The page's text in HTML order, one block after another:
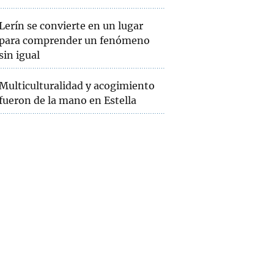
se convierte en un lugar
comprender un fenómeno
igual
y acogimiento
de la mano en Estella